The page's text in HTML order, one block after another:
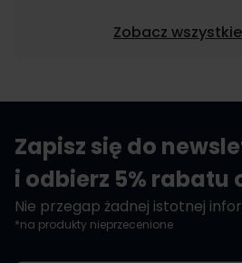
Zobacz
Zapisz się do
i odbierz 5% rabatu
Nie przegap żadnej istotnej
*na produkty nieprzecenione